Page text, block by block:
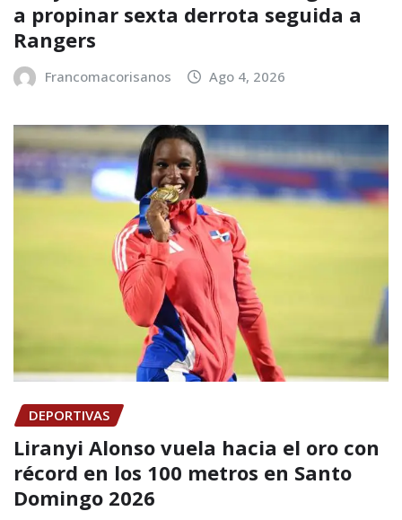
a propinar sexta derrota seguida a
Rangers
Francomacorisanos Ago 4, 2026
DEPORTIVAS
Liranyi Alonso vuela hacia el oro con
récord en los 100 metros en Santo
Domingo 2026